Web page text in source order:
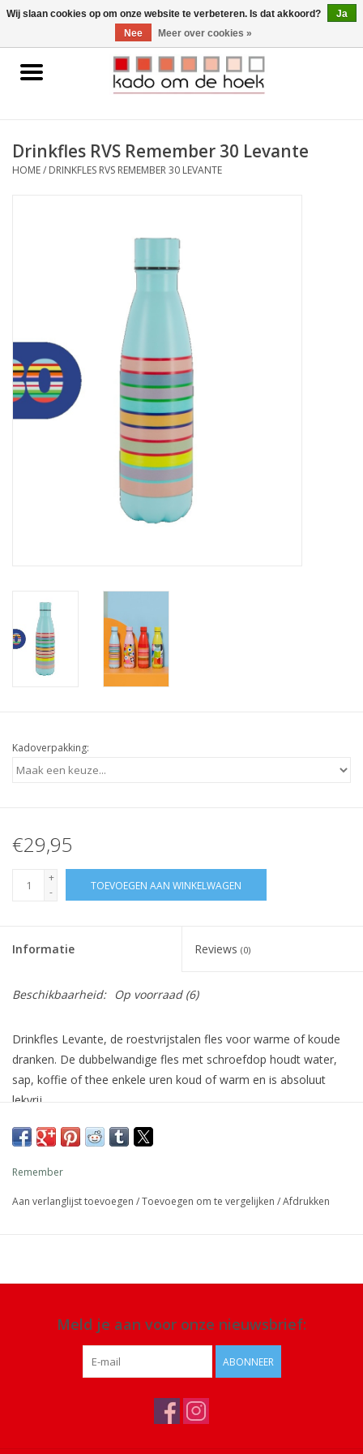
0 Artikelen - €0,00
Home
Gadgets
Drinkfles RVS Remember 30 Levante
HOME/ DRINKFLES RVS REMEMBER 30 LEVANTE
Kadoverpakking:
€29,95
+
-
TOEVOEGEN AAN WINKELWAGEN
Informatie Reviews (0)
Beschikbaarheid: Op voorraad(6)
Drinkfles Levante, de roestvrijstalen fles voor warme of koude
dranken. De dubbelwandige fles met schroefdop houdt water,
sap, koffie of thee enkele uren koud of warm en is absoluut
lekvrij.
Afmeting: 26,5 cm Ø 6 cm
Remember
Aan verlanglijst toevoegen /Toevoegen om te vergelijken /Afdrukken
Meld je aan voor onze nieuwsbrief:
ABONNEER
Wij slaan cookies op om onze website te verbeteren. Is dat akkoord?
Ja
Nee
Meer over cookies »